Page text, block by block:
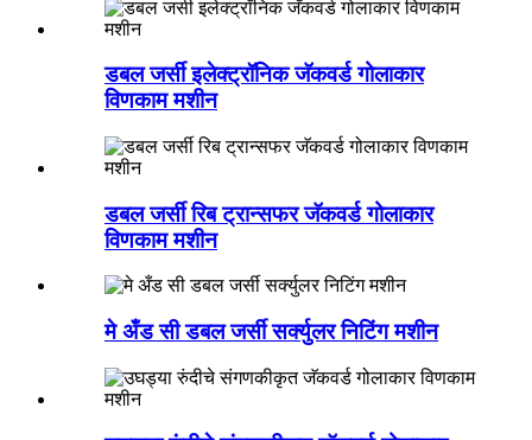
डबल जर्सी इलेक्ट्रॉनिक जॅकवर्ड गोलाकार
विणकाम मशीन
डबल जर्सी रिब ट्रान्सफर जॅकवर्ड गोलाकार
विणकाम मशीन
मे अँड सी डबल जर्सी सर्क्युलर निटिंग मशीन